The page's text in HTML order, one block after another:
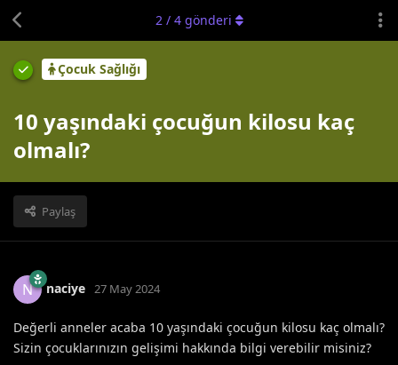
Çocuk Sağlığı
10 yaşındaki çocuğun kilosu kaç
olmalı?
Paylaş
2/ 4gönderi
N naciye 27 May 2024
Değerli anneler acaba 10 yaşındaki çocuğun kilosu kaç olmalı?
Sizin çocuklarınızın gelişimi hakkında bilgi verebilir misiniz?